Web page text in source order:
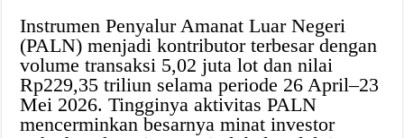
Instrumen Penyalur Amanat Luar Negeri
(PALN) menjadi kontributor terbesar dengan
volume transaksi 5,02 juta lot dan nilai
Rp229,35 triliun selama periode 26 April–23
Mei 2026. Tingginya aktivitas PALN
mencerminkan besarnya minat investor